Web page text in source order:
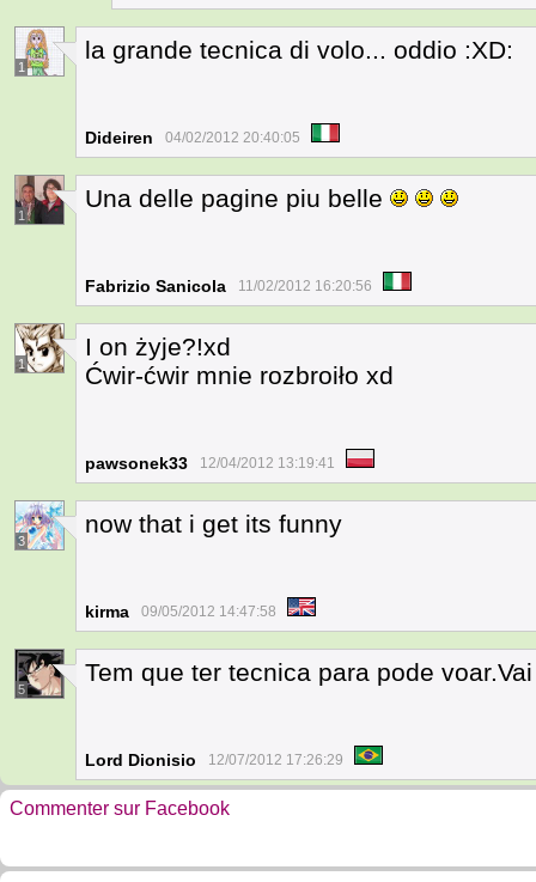
1
la grande tecnica di volo... oddio :XD:
Dideiren 04/02/2012 20:40:05
1
Una delle pagine piu belle
Fabrizio Sanicola 11/02/2012 16:20:56
1
I on żyje?!xd
Ćwir-ćwir mnie rozbroiło xd
pawsonek33 12/04/2012 13:19:41
3
now that i get its funny
kirma 09/05/2012 14:47:58
5
Tem que ter tecnica para pode
Lord Dionisio 12/07/2012 17:26:29
Commenter sur Facebook